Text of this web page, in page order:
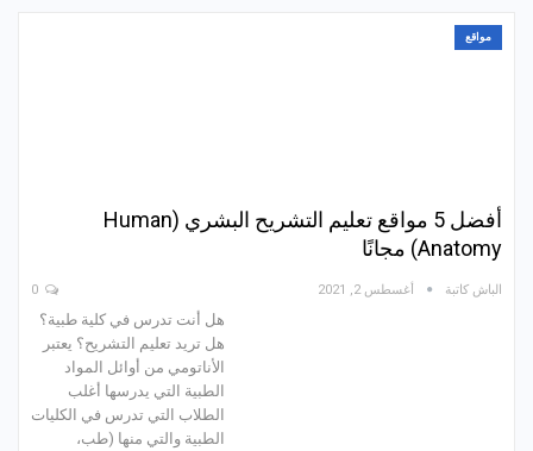
مواقع
أفضل 5 مواقع تعليم التشريح البشري (Human
Anatomy) مجانًا
الباش كاتبة أغسطس 2, 2021
هل أنت تدرس في كلية طبية؟
هل تريد تعليم التشريح؟ يعتبر
الأناتومي من أوائل المواد
الطبية التي يدرسها أغلب
الطلاب التي تدرس في الكليات
الطبية والتي منها (طب،